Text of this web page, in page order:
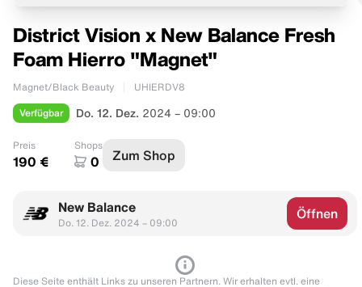
District Vision x New Balance Fresh
Foam Hierro "Magnet"
Magnet/Black Beauty UHIERDV8
Verfügbar Do. 12. Dez. 2024 – 09:00
Preis
190 €
Shops
0 Zum Shop
New Balance
Do. 12. Dez. 2024 – 09:00
Öffnen
Diese Seite enthält Links zu unseren Partnern. Wir erhalten evtl. eine